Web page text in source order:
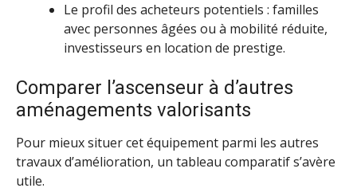
Le profil des acheteurs potentiels : familles
avec personnes âgées ou à mobilité réduite,
investisseurs en location de prestige.
Comparer l’ascenseur à d’autres
aménagements valorisants
Pour mieux situer cet équipement parmi les autres
travaux d’amélioration, un tableau comparatif s’avère
utile.